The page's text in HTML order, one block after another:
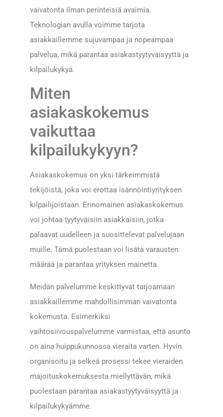
vaivatonta ilman perinteisiä avaimia.
Teknologian avulla voimme tarjota
asiakkaillemme sujuvampaa ja nopeampaa
palvelua, mikä parantaa asiakastyytyväisyyttä ja
kilpailukykyä.
Miten
asiakaskokemus
vaikuttaa
kilpailukykyyn?
Asiakaskokemus on yksi tärkeimmistä
tekijöistä, joka voi erottaa isännöintiyrityksen
kilpailijoistaan. Erinomainen asiakaskokemus
voi johtaa tyytyväisiin asiakkaisiin, jotka
palaavat uudelleen ja suosittelevat palvelujaan
muille. Tämä puolestaan voi lisätä varausten
määrää ja parantaa yrityksen mainetta.
Meidän palvelumme keskittyvät tarjoamaan
asiakkaillemme mahdollisimman vaivatonta
kokemusta. Esimerkiksi
vaihtosiivouspalvelumme varmistaa, että asunto
on aina huippukunnossa vieraita varten. Hyvin
organisoitu ja selkeä prosessi tekee vieraiden
majoituskokemuksesta miellyttävän, mikä
puolestaan parantaa asiakastyytyväisyyttä ja
kilpailukykyämme.